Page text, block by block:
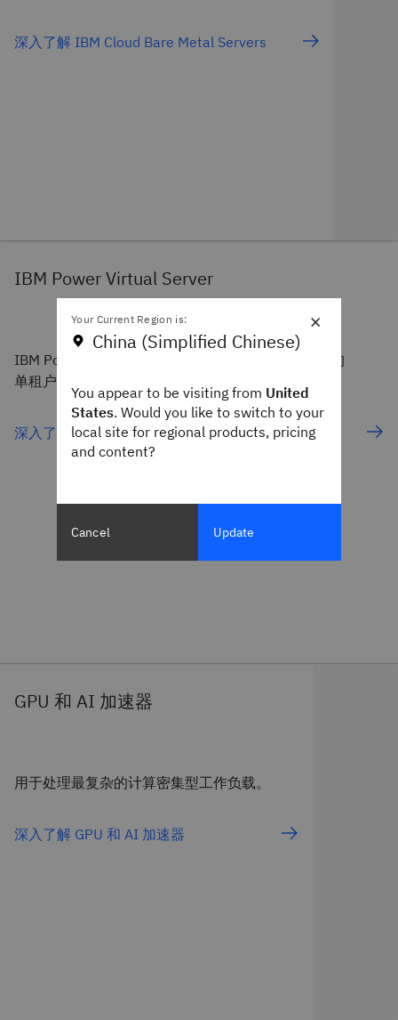
深入了解 IBM Cloud Bare Metal Servers
IBM Power Virtual Server
IBM Power Virtual Servers 是 IBM Cloud 上可配置的
单租户或多租户虚拟 IBM Power 服务器。
深入了解 IBM POWER Virtual Servers
GPU 和 AI 加速器
用于处理最复杂的计算密集型工作负载。
深入了解 GPU 和 AI 加速器
×
Your Current Region is:
China (Simplified Chinese)
You appear to be visiting from United
States. Would you like to switch to your
local site for regional products, pricing
and content?
Cancel Update